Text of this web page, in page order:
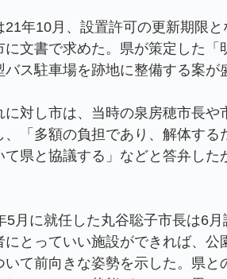
年10月、設置許可の更新期限
に文書で求めた。県が策定した
バス駐車場を跡地に整備する案が
対し市は、当時の泉房穂市長や
、「多額の負担であり、解体す
て県と協議する」などと答弁し
月に就任した丸谷聡子市長は6
にとっていい施設ができれば、
いて前向きな姿勢を示した。県